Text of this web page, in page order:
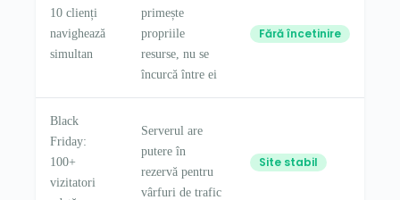
10 clienți
navighează
simultan
primește
propriile
resurse, nu se
încurcă între ei
Fără încetinire
Black
Friday:
100+
vizitatori
Serverul are
putere în
rezervă pentru
vârfuri de trafic
Site stabil